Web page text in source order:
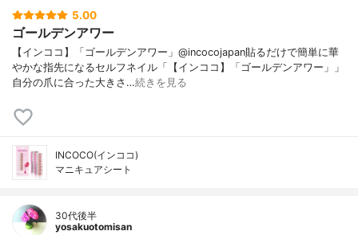
5.00
ゴールデンアワー
【インココ】「ゴールデンアワー」@incocojapan貼るだけで簡単に華
やかな指先になるセルフネイル「【インココ】「ゴールデンアワー」」
自分の爪に合った大きさ…続きを見る
INCOCO(インココ)
マニキュアシート
30代後半
yosakuotomisan